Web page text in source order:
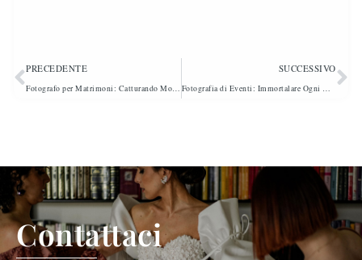
PRECEDENTE
Fotografo per Matrimoni: Catturando Momenti Unici
SUCCESSIVO
Fotografia di Eventi: Immortalare Ogni Momento Speciale
Contattaci